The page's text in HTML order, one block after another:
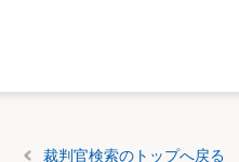
裁判官検索のトップへ戻る